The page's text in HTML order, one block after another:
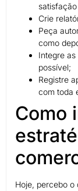
Crie
Peça
como
Integre
possível;
Registre
com toda
Como
Hoje, percebo o